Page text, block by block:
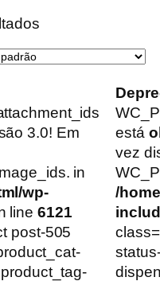
3.0! Em
in
wp-
line 6121
post-505
está
vez
/